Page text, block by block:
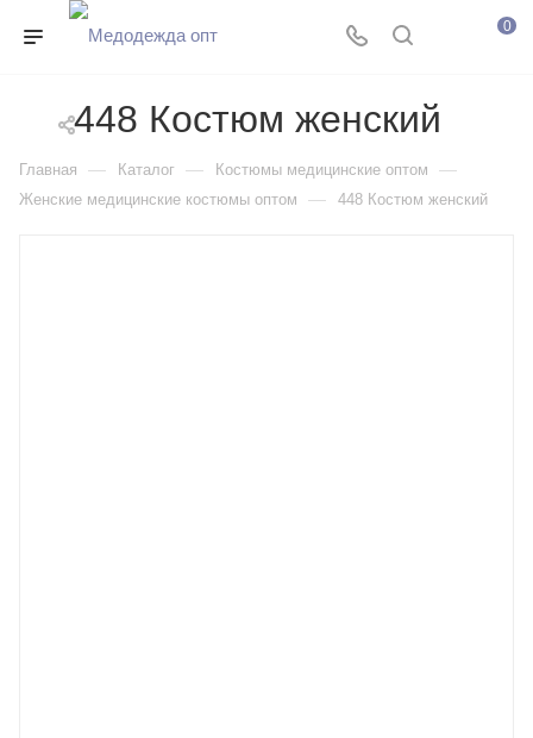
0
448 Костюм женский
Главная — Каталог — Костюмы медицинские оптом —
Женские медицинские костюмы оптом — 448 Костюм женский